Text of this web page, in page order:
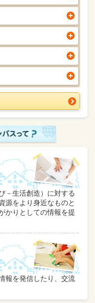
－生活創造）に対する
源をより身近なものと
かりとしての情報を提
報を発信したり、交流